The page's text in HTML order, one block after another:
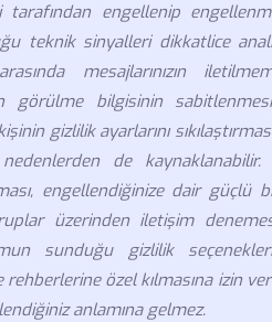
tarafından engellenip
teknik sinyalleri dikkatlice
mesajlarınızın
görülme bilgisinin
gizlilik ayarlarını
de
engellendiğinize dair güçlü
üzerinden iletişim
sunduğu gizlilik
rehberlerine özel kılmasına izin
anlamına gelmez.